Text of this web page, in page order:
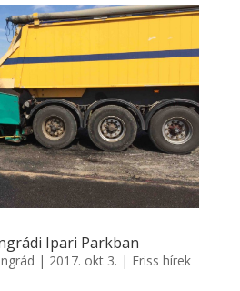
Ipari Parkban
| 2017. okt 3. | Friss hírek